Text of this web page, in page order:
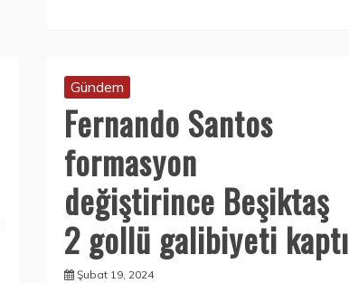
Gündem
Fernando Santos
formasyon
değiştirince Beşiktaş
2 gollü galibiyeti kaptı
Şubat 19, 2024